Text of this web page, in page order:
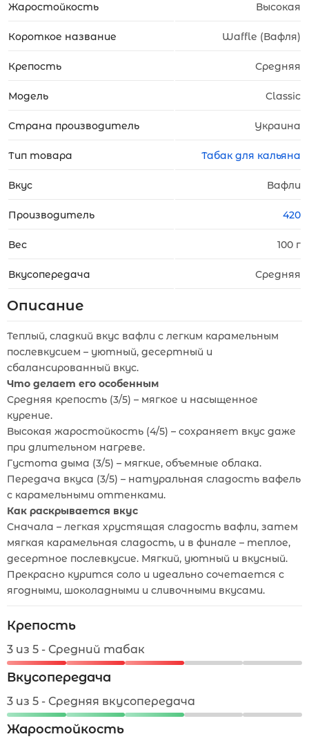
Жаростойкость Высокая
Короткое название Waffle (Вафля)
Крепость Средняя
Модель Classic
Страна производитель Украина
Тип товара Табак для кальяна
Вкус Вафли
Производитель 420
Вес 100 г
Вкусопередача Средняя
Описание
Теплый, сладкий вкус вафли с легким карамельным
послевкусием – уютный, десертный и
сбалансированный вкус.
Что делает его особенным
Средняя крепость (3/5) – мягкое и насыщенное
курение.
Высокая жаростойкость (4/5) – сохраняет вкус даже
при длительном нагреве.
Густота дыма (3/5) – мягкие, объемные облака.
Передача вкуса (3/5) – натуральная сладость вафель
с карамельными оттенками.
Как раскрывается вкус
Сначала – легкая хрустящая сладость вафли, затем
мягкая карамельная сладость, и в финале – теплое,
десертное послевкусие. Мягкий, уютный и вкусный.
Прекрасно курится соло и идеально сочетается с
ягодными, шоколадными и сливочными вкусами.
Крепость
3 из 5 - Средний табак
Вкусопередача
3 из 5 - Средняя вкусопередача
Жаростойкость